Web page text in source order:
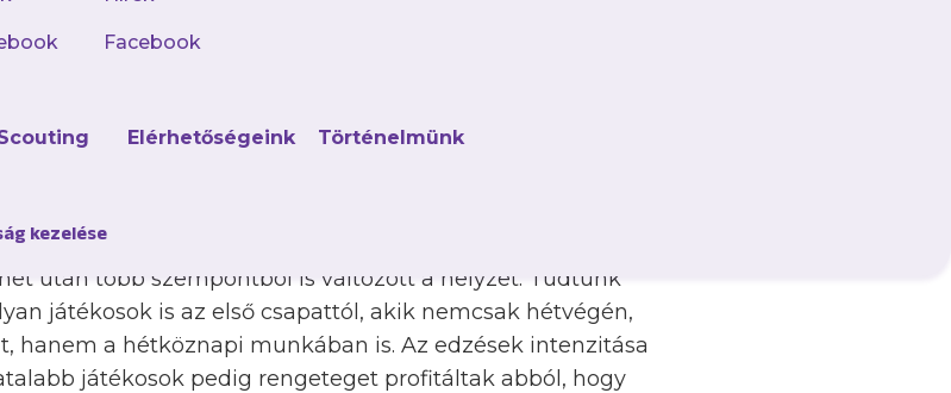
Facebook
Elérhetőségeink Történelmünk
kezelése
után a 12. helyen zárta az NB III Észak-Nyugati
is sokszor egyenrangú partnerei voltunk a legtöbb
amely taktikailag és technikailag is rendben volt, sok
nehéz megszerezni. Én elsősorban ennek tudom be a
után több szempontból is változott a helyzet. Tudtunk
játékosok is az első csapattól, akik nemcsak hétvégén,
hanem a hétköznapi munkában is. Az edzések intenzitása
játékosok pedig rengeteget profitáltak abból, hogy